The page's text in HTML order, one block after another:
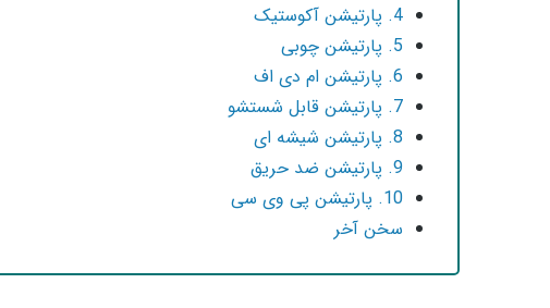
4. پارتیشن آکوستیک
5. پارتیشن چوبی
6. پارتیشن ام دی اف
7. پارتیشن قابل شستشو
8. پارتیشن شیشه ای
9. پارتیشن ضد حریق
10. پارتیشن پی وی سی
سخن آخر